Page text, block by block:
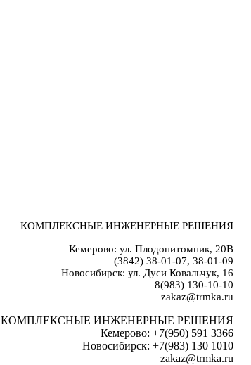
КОМПЛЕКСНЫЕ ИНЖЕНЕРНЫЕ РЕШЕНИЯ
Кемерово: ул. Плодопитомник, 20В
(3842) 38-01-07, 38-01-09
Новосибирск: ул. Дуси Ковальчук, 16
8(983) 130-10-10
zakaz@trmka.ru
КОМПЛЕКСНЫЕ ИНЖЕНЕРНЫЕ РЕШЕНИЯ
Кемерово: +7(950) 591 3366
Новосибирск: +7(983) 130 1010
zakaz@trmka.ru